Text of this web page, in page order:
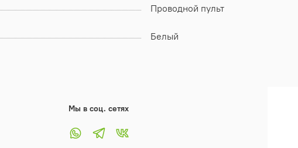
Проводной пульт
Белый
Мы в соц. сетях